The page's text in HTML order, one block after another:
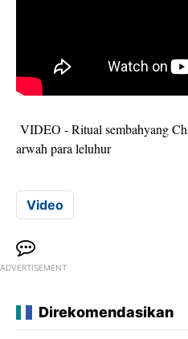
VIDEO - Ritual sembahyang
arwah para leluhur
Video
ADVERTISEMENT
Direkomendasikan